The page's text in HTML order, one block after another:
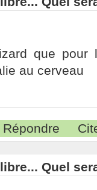
que pour
au cerveau
Répondre
Quel